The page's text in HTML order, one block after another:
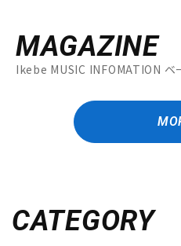
MAGAZINE
Ikebe MUSIC INFOMATION ベ
CATEGORY